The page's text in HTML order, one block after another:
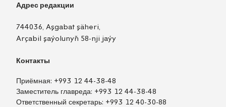
Адрес редакции
744036, Aşgabat şäheri,
Arçabil şaýolunyň 58-nji jaýy
Контакты
Приёмная: +993 12 44-38-48
Заместитель главреда: +993 12 44-38-48
Ответственный секретарь: +993 12 40-30-88